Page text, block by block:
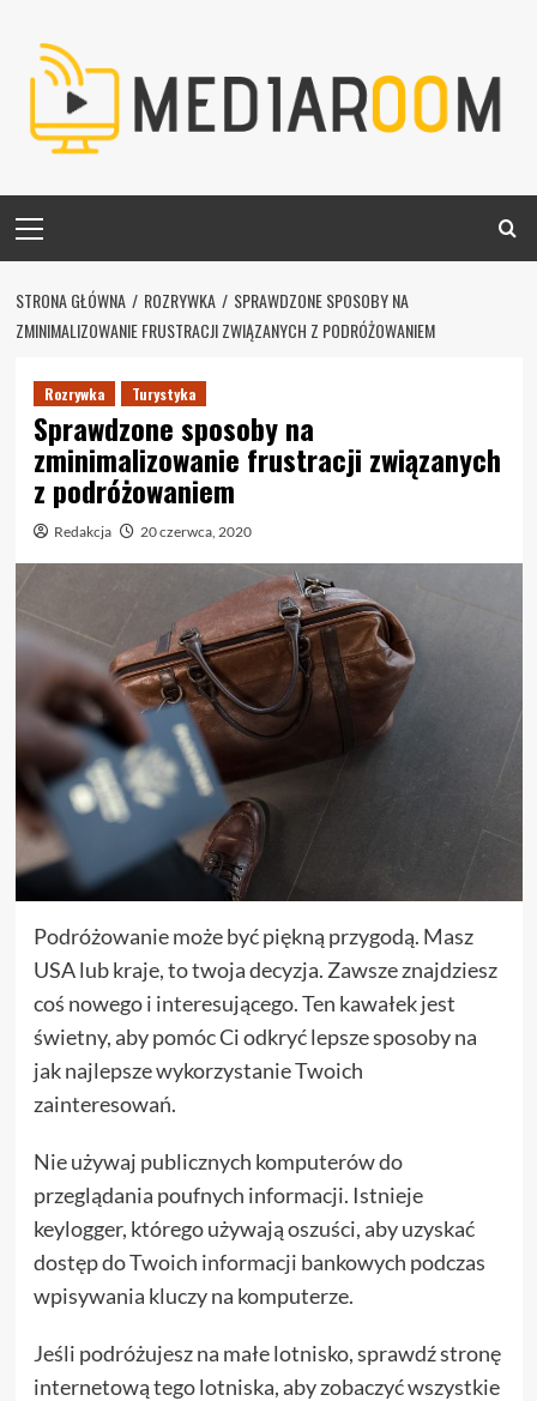
content
Menu
STRONA GŁÓWNA ROZRYWKA
SPRAWDZONE SPOSOBY NA
ZMINIMALIZOWANIE FRUSTRACJI ZWIĄZANYCH Z PODRÓŻOWANIEM
Rozrywka Turystyka
Sprawdzone sposoby na
zminimalizowanie frustracji związanych
z podróżowaniem
Redakcja 20 czerwca, 2020
Podróżowanie może być piękną przygodą. Masz
USA lub kraje, to twoja decyzja. Zawsze znajdziesz
coś nowego i interesującego. Ten kawałek jest
świetny, aby pomóc Ci odkryć lepsze sposoby na
jak najlepsze wykorzystanie Twoich
zainteresowań.
Nie używaj publicznych komputerów do
przeglądania poufnych informacji. Istnieje
keylogger, którego używają oszuści, aby uzyskać
dostęp do Twoich informacji bankowych podczas
wpisywania kluczy na komputerze.
Jeśli podróżujesz na małe lotnisko, sprawdź stronę
internetową tego lotniska, aby zobaczyć wszystkie